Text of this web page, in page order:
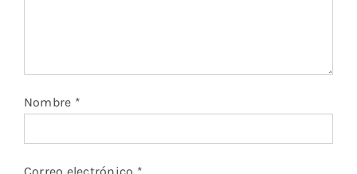
Nombre *